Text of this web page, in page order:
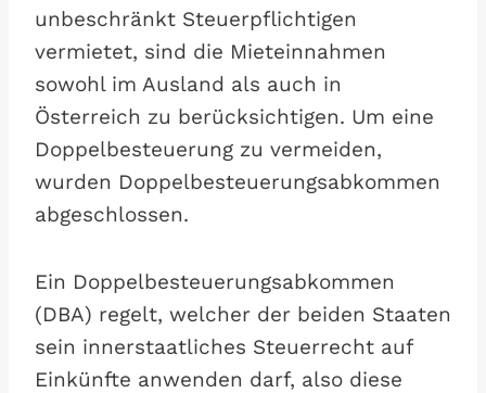
unbeschränkt Steuerpflichtigen
vermietet, sind die Mieteinnahmen
sowohl im Ausland als auch in
Österreich zu berücksichtigen. Um eine
Doppelbesteuerung zu vermeiden,
wurden Doppelbesteuerungsabkommen
abgeschlossen.
Ein Doppelbesteuerungsabkommen
(DBA) regelt, welcher der beiden Staaten
sein innerstaatliches Steuerrecht auf
Einkünfte anwenden darf, also diese